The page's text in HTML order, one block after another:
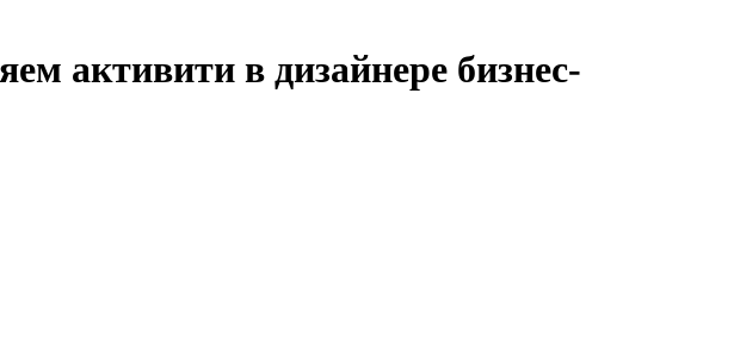
активити в дизайнере бизнес-